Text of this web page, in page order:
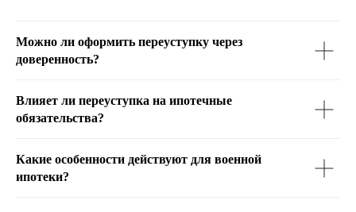
Можно ли оформить переуступку через
доверенность?
Влияет ли переуступка на ипотечные
обязательства?
Какие особенности действуют для военной
ипотеки?